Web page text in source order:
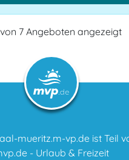
von 7 Angeboten angezeigt
mueritz.m-vp.de ist Teil
- Urlaub & Freizeit